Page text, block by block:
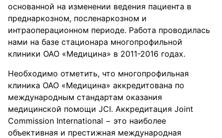
основанной на изменении ведения пациента в
преднаркозном, посленаркозном и
интраоперационном периоде. Работа проводилась
нами на базе стационара многопрофильной
клиники ОАО «Медицина» в 2011-2016 годах.
Необходимо отметить, что многопрофильная
клиника ОАО «Медицина» аккредитована по
международным стандартам оказания
медицинской помощи JCI. Аккредитация Joint
Commission International − это наиболее
объективная и престижная международная